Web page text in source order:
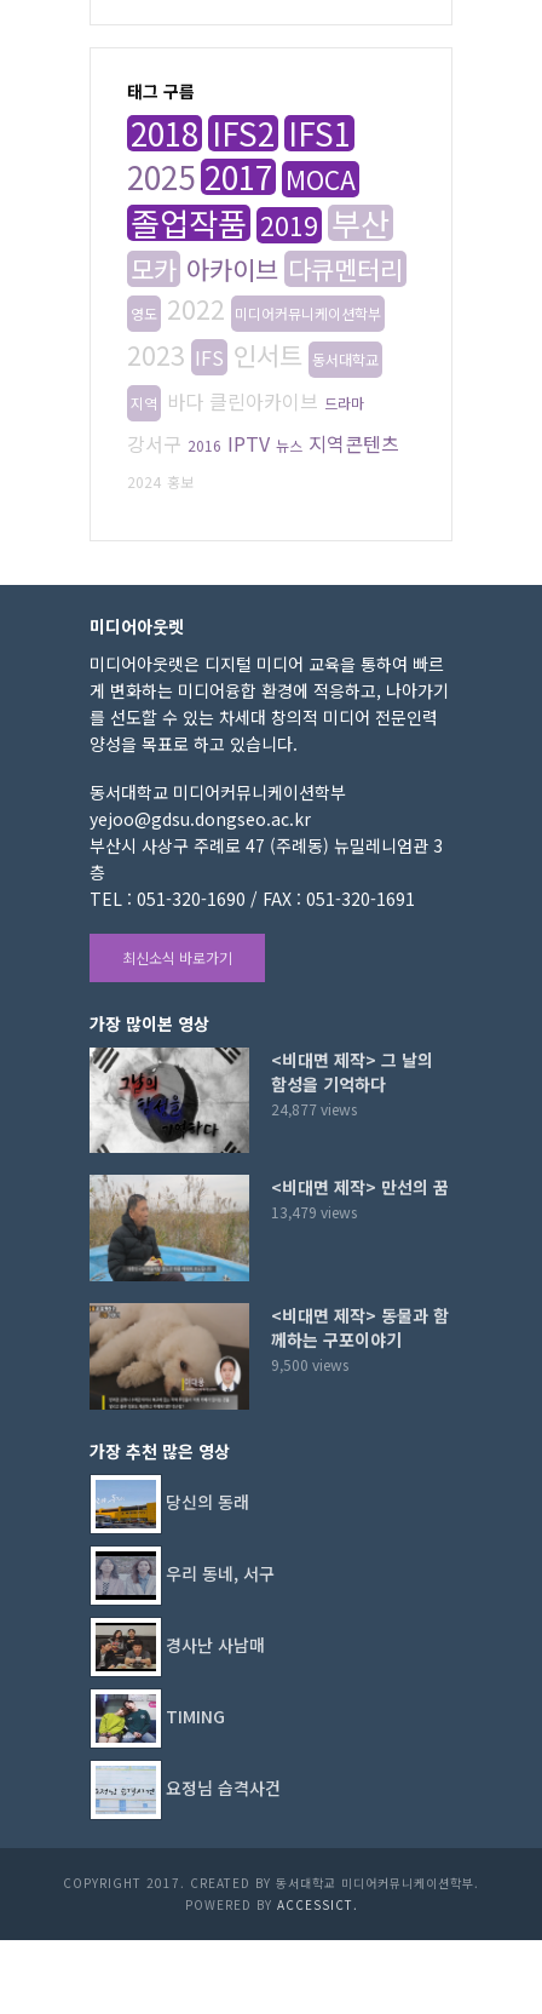
태그 구름
2018 IFS2 IFS1
2025 2017 MOCA
졸업작품 2019 부산
모카 아카이브 다큐멘터리
영도 2022 미디어커뮤니케이션학부
2023 IFS 인서트 동서대학교
지역 바다 클린아카이브 드라마
강서구 2016 IPTV 뉴스 지역콘텐츠
2024 홍보
미디어아웃렛
미디어아웃렛은 디지털 미디어 교육을 통하여 빠르
게 변화하는 미디어융합 환경에 적응하고, 나아가기
를 선도할 수 있는 차세대 창의적 미디어 전문인력
양성을 목표로 하고 있습니다.
동서대학교 미디어커뮤니케이션학부
yejoo@gdsu.dongseo.ac.kr
부산시 사상구 주례로 47 (주례동) 뉴밀레니엄관 3
층
TEL : 051-320-1690 / FAX : 051-320-1691
최신소식 바로가기
가장 많이본 영상
<비대면 제작> 그 날의
함성을 기억하다
24,877 views
<비대면 제작> 만선의 꿈
13,479 views
<비대면 제작> 동물과 함
께하는 구포이야기
9,500 views
가장 추천 많은 영상
당신의 동래
우리 동네, 서구
경사난 사남매
TIMING
요정님 습격사건
COPYRIGHT 2017. CREATED BY 동서대학교 미디어커뮤니케이션학부.
POWERED BY ACCESSICT.